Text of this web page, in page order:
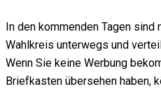
In den kommenden Tagen sind
Wahlkreis unterwegs und
Wenn Sie keine Werbung
Briefkasten übersehen haben,